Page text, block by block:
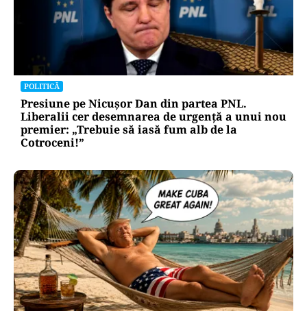
POLITICĂ
Presiune pe Nicușor Dan din partea PNL.
Liberalii cer desemnarea de urgență a unui nou
premier: „Trebuie să iasă fum alb de la
Cotroceni!”